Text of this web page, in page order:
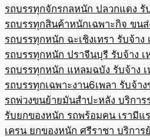
รถบรรทุกจักรกลหนัก ปลวกแดง รั
รถบรรทุกสินค้าหนักเฉพาะกิจ ข
รถบรรทุกหนัก ฉะเชิงเทรา รับจ้า
รถบรรทุกหนัก ปราจีนบุรี รับจ้าง
รถบรรทุกหนัก แหลมฉบัง รับจ้าง
รถบรรทุกเฉพาะงาน6เพลา รับจ้
รถพ่วงขนย้ายมันสำปะหลัง บริกา
รับยกของหนัก รถพร้อมคน เรามีแ
เครน ยกของหนัก ศรีราชา บริการ